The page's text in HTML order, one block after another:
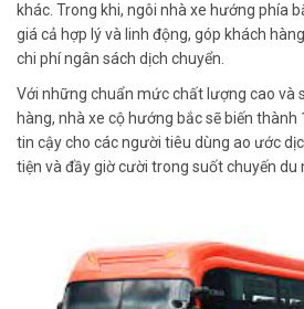
khác. Trong khi, ngôi nhà xe hướng phía
giá cả hợp lý và linh động, góp khách
chi phí ngân sách dịch chuyển.
Với những chuẩn mức chất lượng cao và
hàng, nhà xe cộ hướng bắc sẽ biến
tin cậy cho các người tiêu dùng ao ước
tiện và đầy giờ cười trong suốt chuyến du